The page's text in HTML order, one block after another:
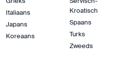
Italiaans
Japans
Koreaans
Kroatisch
Spaans
Turks
Zweeds